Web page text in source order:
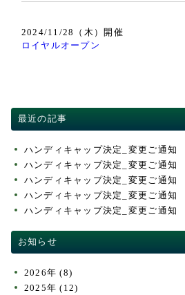
交通・アクセス
2024/11/28（木）開催
ロイヤルオープン
最近の記事
ハンディキャップ決定_変更ご通知
ハンディキャップ決定_変更ご通知
ハンディキャップ決定_変更ご通知
ハンディキャップ決定_変更ご通知
ハンディキャップ決定_変更ご通知
お知らせ
2026年 (8)
2025年 (12)